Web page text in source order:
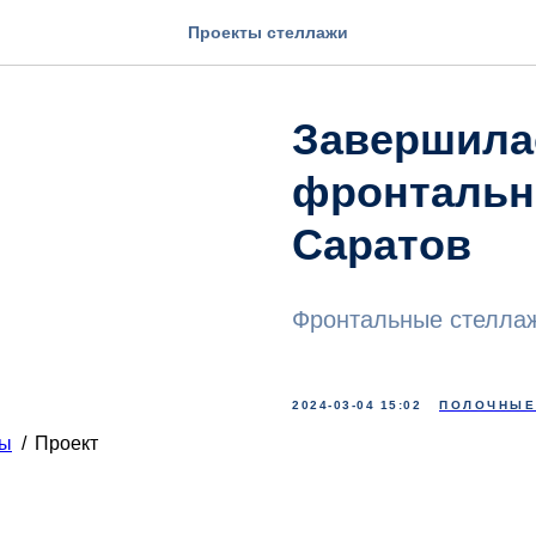
Проекты стеллажи
Саратов
Фронтальные
2024-03-04 15:02 ПОЛОЧНЫЕ
/ Проект